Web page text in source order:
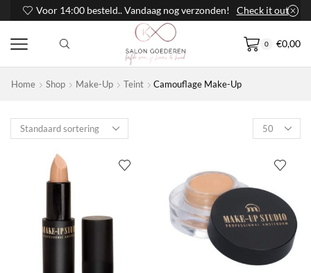
Voor 14:00 besteld.. Vandaag nog verzonden! Check it out
0 €0,00
Home Shop Make-Up Teint Camouflage Make-Up
Products
per